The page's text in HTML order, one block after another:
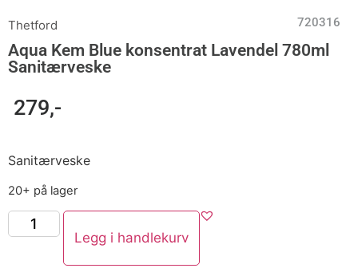
Thetford 720316
Aqua Kem Blue konsentrat Lavendel 780ml
Sanitærveske
279,-
Sanitærveske
20+ på lager
Legg i handlekurv